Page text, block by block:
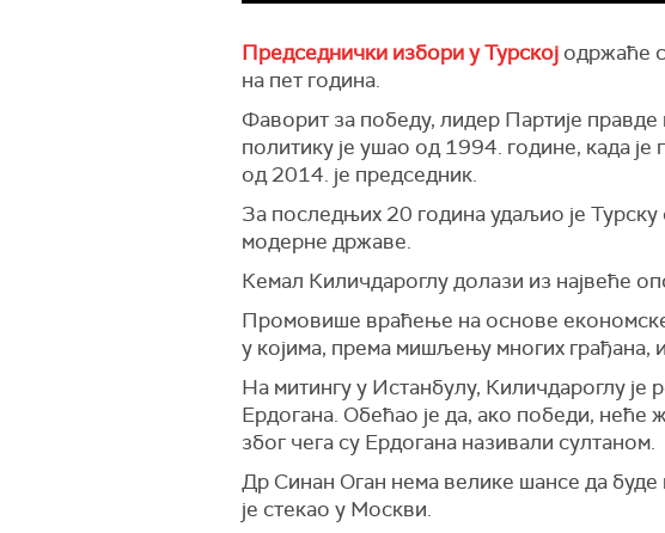
Председнички избори у Турској одржаће
на пет година.
Фаворит за победу, лидер Партије правде
политику је ушао од 1994. године, када
од 2014. је председник.
За последњих 20 година удаљио је
модерне државе.
Кемал Киличдароглу долази из највеће
Промовише враћење на основе економске
у којима, према мишљењу многих грађана,
На митингу у Истанбулу, Киличдароглу
Ердогана. Обећао је да, ако победи, неће
због чега су Ердогана називали султаном.
Др Синан Оган нема велике шансе да буде
је стекао у Москви.